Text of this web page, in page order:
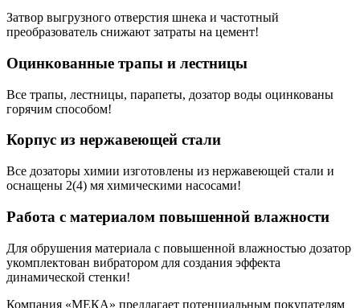
Затвор выгрузного отверстия шнека и частотный
преобразователь снижают затраты на цемент!
Оцинкованные трапы и лестницы
Все трапы, лестницы, парапеты, дозатор воды оцинкованы
горячим способом!
Корпус из нержавеющей стали
Все дозаторы химии изготовлены из нержавеющей стали и
оснащены 2(4) мя химическими насосами!
Работа с материалом повышенной влажности
Для обрушения материала с повышенной влажностью дозатор
укомплектован вибратором для создания эффекта
динамической стенки!
Компания «МЕКА» предлагает потенциальным покупателям